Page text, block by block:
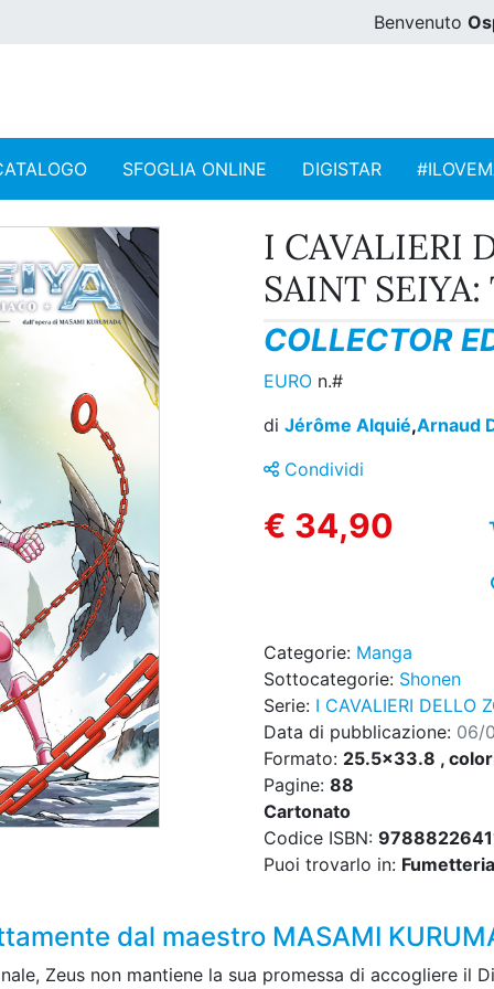
Benvenuto
SFOGLIA ONLINE DIGISTAR
I CAVALIERI
SAINT
COLLECTOR
EURO n.#
di Jérôme Alquié,Arnaud
Condividi
€ 34,90
Categorie: Manga
Sottocategorie: Shonen
Serie: I CAVALIERI DELLO
Data di pubblicazione: 06/
Formato: 25.5x33.8 ,
Pagine: 88
Cartonato
Codice ISBN:
Puoi trovarlo in:
dal maestro MASAMI
Zeus non mantiene la sua promessa di accogliere il